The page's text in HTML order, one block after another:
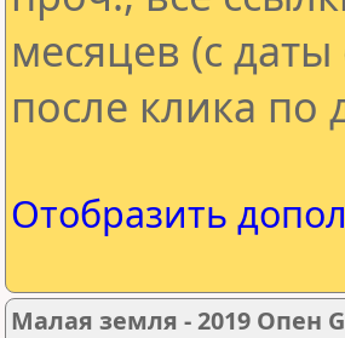
месяцев (с
после клика по
Отобразить
Малая земля - 2019 Опен G